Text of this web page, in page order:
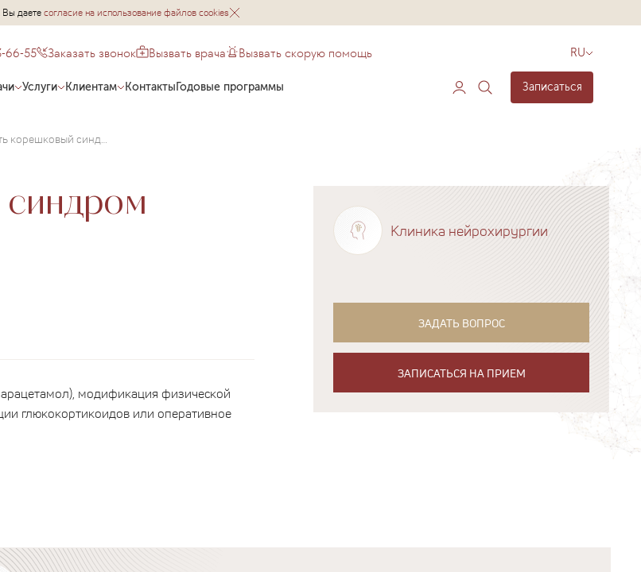
Вы даетесогласие на использование файлов cookies
66-55 Заказать звонок Вызвать врача Вызвать скорую помощь RU
Услуги Клиентам КонтактыГодовые программы Записаться
Чем лечить корешковый синдром (радикулопатию)?
модификация физической
глюкокортикоидов или оперативное
Клиника нейрохирургии
ЗАДАТЬ ВОПРОС
ЗАПИСАТЬСЯ НА ПРИЕМ